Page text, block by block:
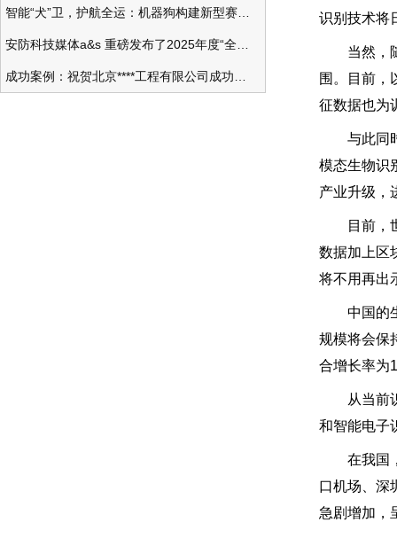
识别技术将
当然，随
围。目前，
征数据也为
与此同时
模态生物识
产业升级，
目前，世
数据加上区
将不用再出
中国的生
规模将会保
合增长率为
从当前识
和智能电子
在我国，
口机场、深
急剧增加，